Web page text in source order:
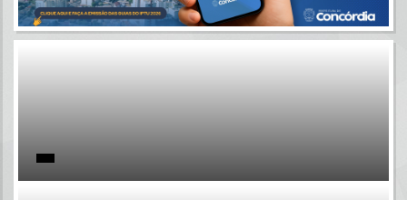
Por favor, aguarde...
Por favor, aguarde...